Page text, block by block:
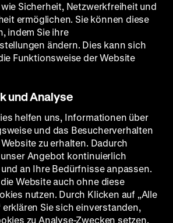
Kirche in einer folgenschweren
Zahlreiche Forderungen nach
mittelalterliche Kirche noch
So wurden Häretiker wie Jan
oder zum Widerruf ihrer
Trotz des Widerstandes der
Reformierung der Kirche ab 1520
Gewiss fungierten Martin
veröffentlichten 95 Thesen
für die heute als Reformation
Gutenberg entwickelte Buchdruck
neue
In der Folge
den reformatorischen Ideen
ins Deutsche übersetzte Bibel
Sicherheit, Netzwerkfreiheit und
ermöglichen. Sie können diese
indem Sie ihre
ändern. Dies kann sich
Funktionsweise der Website
und Analyse
helfen uns, Informationen über
und das Besucherverhalten
zu erhalten. Dadurch
Angebot kontinuierlich
an Ihre Bedürfnisse anpassen.
Website auch ohne diese
nutzen. Durch Klicken auf „Alle
erklären Sie sich einverstanden,
zu Analyse-Zwecken setzen.